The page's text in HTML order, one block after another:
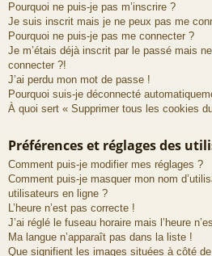
Pourquoi ne puis-je pas m’inscrire ?
Je suis inscrit mais je ne peux pas me
Pourquoi ne puis-je pas me connecter ?
Je m’étais déjà inscrit par le passé mais
connecter ?!
J’ai perdu mon mot de passe !
Pourquoi suis-je déconnecté
À quoi sert « Supprimer tous les cookies
Préférences et réglages des
Comment puis-je modifier mes réglages ?
Comment puis-je masquer mon nom
utilisateurs en ligne ?
L’heure n’est pas correcte !
J’ai réglé le fuseau horaire mais l’heure
Ma langue n’apparaît pas dans la liste !
Que signifient les images situées à côté